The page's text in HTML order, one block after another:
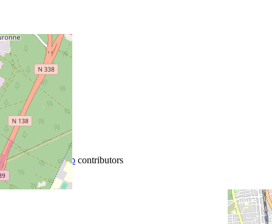
+−
©OpenStreetMap contributors